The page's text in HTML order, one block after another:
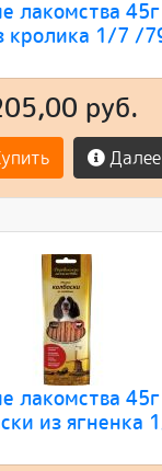
лакомства
кролика 1/7 /
руб.
Далее
лакомства
из ягненка